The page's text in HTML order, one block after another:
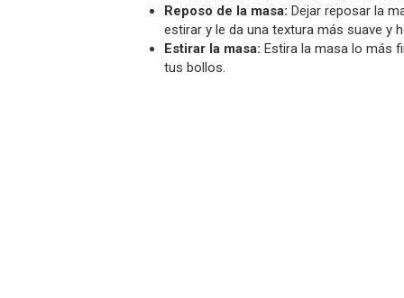
Reposo de la masa: Dejar reposar la
estirar y le da una textura más suave y
Estirar la masa: Estira la masa lo más
tus bollos.